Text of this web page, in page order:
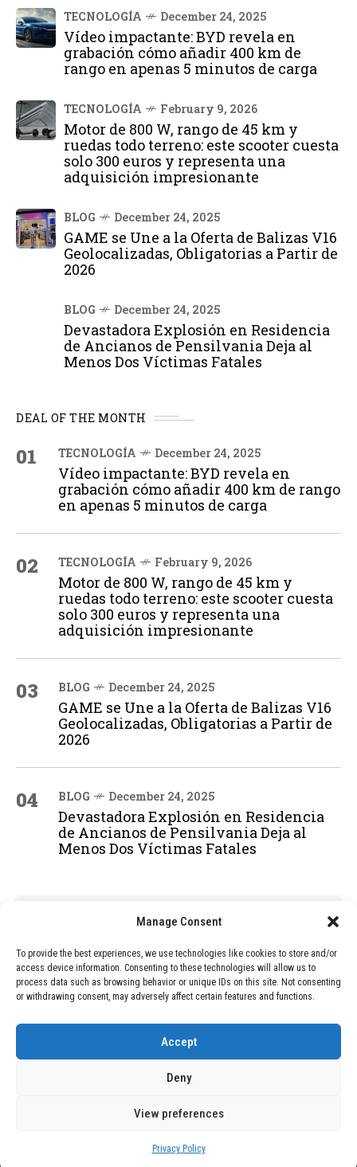
Manage Consent
To provide the best experiences, we use technologies like cookies to store and/or
access device information. Consenting to these technologies will allow us to
process data such as browsing behavior or unique IDs on this site. Not consenting
or withdrawing consent, may adversely affect certain features and functions.
Accept
Deny
View preferences
Privacy Policy
TECNOLOGÍA December 24, 2025
Vídeo impactante: BYD revela en
grabación cómo añadir 400 km de
rango en apenas 5 minutos de carga
TECNOLOGÍA February 9, 2026
Motor de 800 W, rango de 45 km y
ruedas todo terreno: este scooter cuesta
solo 300 euros y representa una
adquisición impresionante
BLOG December 24, 2025
GAME se Une a la Oferta de Balizas V16
Geolocalizadas, Obligatorias a Partir de
2026
BLOG December 24, 2025
Devastadora Explosión en Residencia
de Ancianos de Pensilvania Deja al
Menos Dos Víctimas Fatales
DEAL OF THE MONTH
01 TECNOLOGÍA December 24, 2025
Vídeo impactante: BYD revela en
grabación cómo añadir 400 km de rango
en apenas 5 minutos de carga
02 TECNOLOGÍA February 9, 2026
Motor de 800 W, rango de 45 km y
ruedas todo terreno: este scooter cuesta
solo 300 euros y representa una
adquisición impresionante
03 BLOG December 24, 2025
GAME se Une a la Oferta de Balizas V16
Geolocalizadas, Obligatorias a Partir de
2026
04 BLOG December 24, 2025
Devastadora Explosión en Residencia
de Ancianos de Pensilvania Deja al
Menos Dos Víctimas Fatales